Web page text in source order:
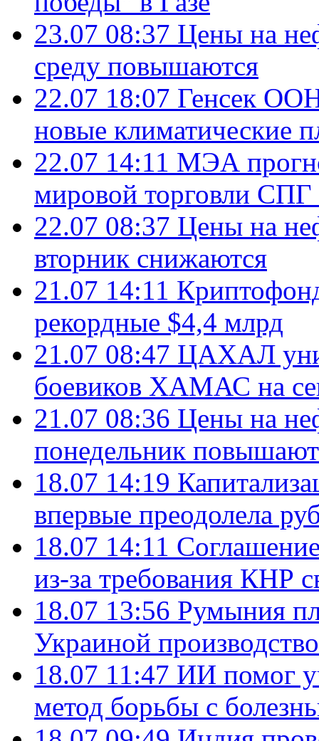
23.07 08:37 Цены на
среду повышаются
22.07 18:07 Генсек ООН
новые климатические
22.07 14:11 МЭА
мировой торговли СПГ
22.07 08:37 Цены на
вторник снижаются
21.07 14:11
рекордные $4,4 млрд
21.07 08:47 ЦАХАЛ
боевиков ХАМАС на
21.07 08:36 Цены на
понедельник
18.07 14:19
впервые преодолела
18.07 14:11
из-за требования КНР
18.07 13:56 Румыния
Украиной
18.07 11:47 ИИ помог
метод борьбы с